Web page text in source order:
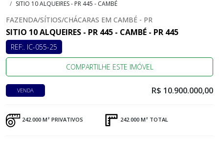
SITIO 10 ALQUEIRES - PR 445 - CAMBÉ
FAZENDA/SÍTIOS/CHÁCARAS EM CAMBÉ - PR
SITIO 10 ALQUEIRES - PR 445 - CAMBÉ - PR 445
REF:. IC-055-25
COMPARTILHE ESTE IMÓVEL
VENDA R$ 10.900.000,00
242.000 M² PRIVATIVOS 242.000 M² TOTAL